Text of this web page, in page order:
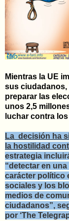
Mientras la UE
sus ciudadanos,
preparar las
unos 2,5
luchar contra
La decisión ha
la hostilidad
estrategia
“detectar en
carácter político
sociales y los
medios de
ciudadanos”,
por ‘The